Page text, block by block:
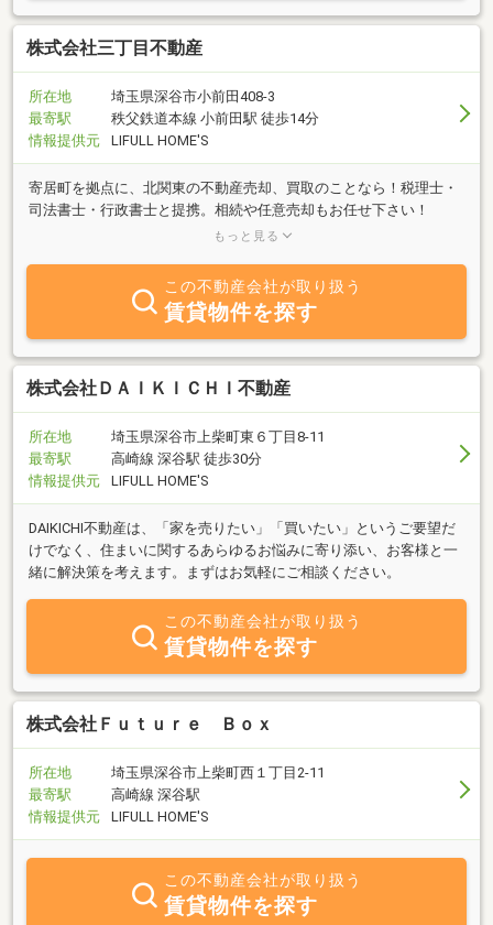
株式会社三丁目不動産
所在地
埼玉県深谷市小前田408-3
最寄駅
秩父鉄道本線 小前田駅 徒歩14分
情報提供元
LIFULL HOME'S
寄居町を拠点に、北関東の不動産売却、買取のことなら！税理士・
司法書士・行政書士と提携。相続や任意売却もお任せ下さい！
LINE・SMS・メール等、様々な連絡手段に対応しており迅速な対応
もっと見る
この不動産会社が取り扱う
賃貸物件を探す
株式会社ＤＡＩＫＩＣＨＩ不動産
所在地
埼玉県深谷市上柴町東６丁目8-11
最寄駅
高崎線 深谷駅 徒歩30分
情報提供元
LIFULL HOME'S
DAIKICHI不動産は、「家を売りたい」「買いたい」というご要望だ
けでなく、住まいに関するあらゆるお悩みに寄り添い、お客様と一
緒に解決策を考えます。まずはお気軽にご相談ください。
この不動産会社が取り扱う
賃貸物件を探す
株式会社Ｆｕｔｕｒｅ Ｂｏｘ
所在地
埼玉県深谷市上柴町西１丁目2-11
最寄駅
高崎線 深谷駅
情報提供元
LIFULL HOME'S
この不動産会社が取り扱う
賃貸物件を探す